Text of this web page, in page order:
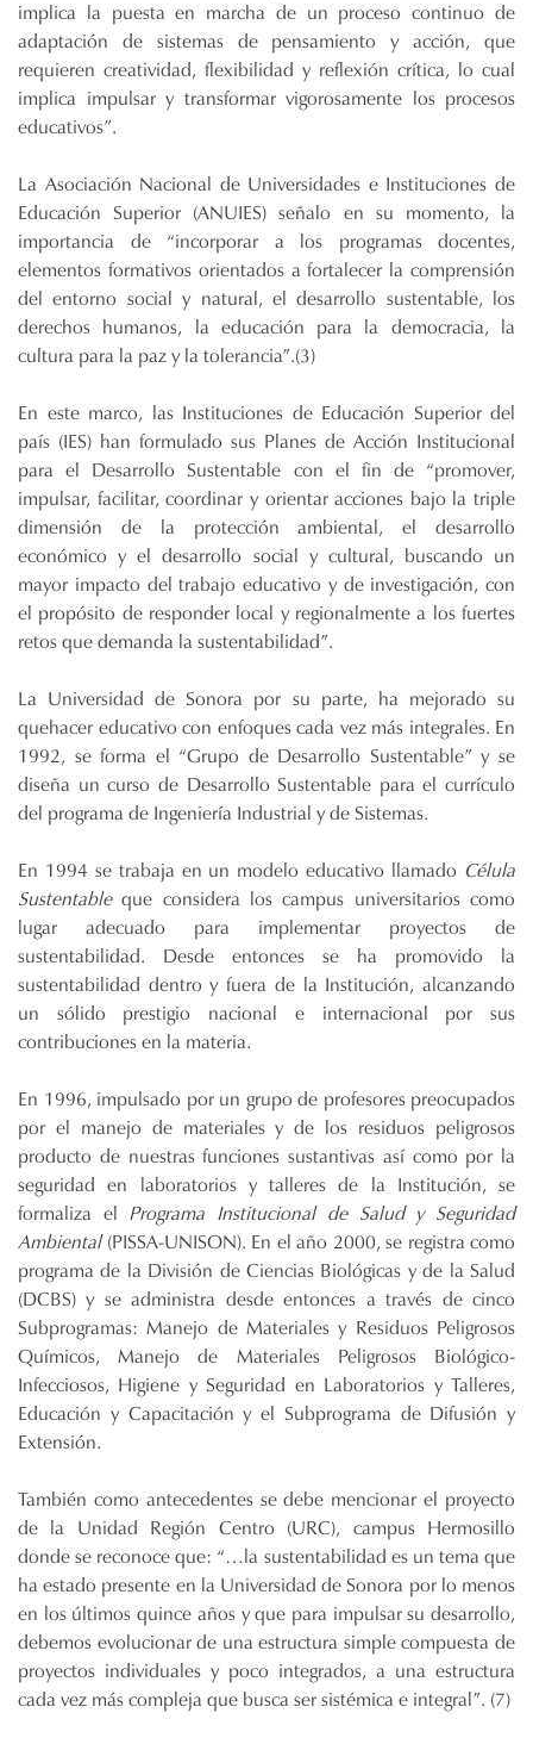
implica la puesta en marcha de un proceso continuo de
adaptación de sistemas de pensamiento y acción, que
requieren creatividad, flexibilidad y reflexión crítica, lo cual
implica impulsar y transformar vigorosamente los procesos
educativos”.
La Asociación Nacional de Universidades e Instituciones de
Educación Superior (ANUIES) señalo en su momento, la
importancia de “incorporar a los programas docentes,
elementos formativos orientados a fortalecer la comprensión
del entorno social y natural, el desarrollo sustentable, los
derechos humanos, la educación para la democracia, la
cultura para la paz y la tolerancia”.(3)
En este marco, las Instituciones de Educación Superior del
país (IES) han formulado sus Planes de Acción Institucional
para el Desarrollo Sustentable con el fin de “promover,
impulsar, facilitar, coordinar y orientar acciones bajo la triple
dimensión de la protección ambiental, el desarrollo
económico y el desarrollo social y cultural, buscando un
mayor impacto del trabajo educativo y de investigación, con
el propósito de responder local y regionalmente a los fuertes
retos que demanda la sustentabilidad”.
La Universidad de Sonora por su parte, ha mejorado su
quehacer educativo con enfoques cada vez más integrales. En
1992, se forma el “Grupo de Desarrollo Sustentable” y se
diseña un curso de Desarrollo Sustentable para el currículo
del programa de Ingeniería Industrial y de Sistemas.
En 1994 se trabaja en un modelo educativo llamado Célula
Sustentableque considera los campus universitarios como
lugar adecuado para implementar proyectos de
sustentabilidad. Desde entonces se ha promovido la
sustentabilidad dentro y fuera de la Institución, alcanzando
un sólido prestigio nacional e internacional por sus
contribuciones en la materia.
En 1996, impulsado por un grupo de profesores preocupados
por el manejo de materiales y de los residuos peligrosos
producto de nuestras funciones sustantivas así como por la
seguridad en laboratorios y talleres de la Institución, se
formaliza el Programa Institucional de Salud y Seguridad
Ambiental (PISSA-UNISON). En el año 2000, se registra como
programa de la División de Ciencias Biológicas y de la Salud
(DCBS) y se administra desde entonces a través de cinco
Subprogramas: Manejo de Materiales y Residuos Peligrosos
Químicos, Manejo de Materiales Peligrosos Biológico-
Infecciosos, Higiene y Seguridad en Laboratorios y Talleres,
Educación y Capacitación y el Subprograma de Difusión y
Extensión.
También como antecedentes se debe mencionar el proyecto
de la Unidad Región Centro (URC), campus Hermosillo
donde se reconoce que: “…la sustentabilidad es un tema que
ha estado presente en la Universidad de Sonora por lo menos
en los últimos quince años y que para impulsar su desarrollo,
debemos evolucionar de una estructura simple compuesta de
proyectos individuales y poco integrados, a una estructura
cada vez más compleja que busca ser sistémica e integral”. (7)